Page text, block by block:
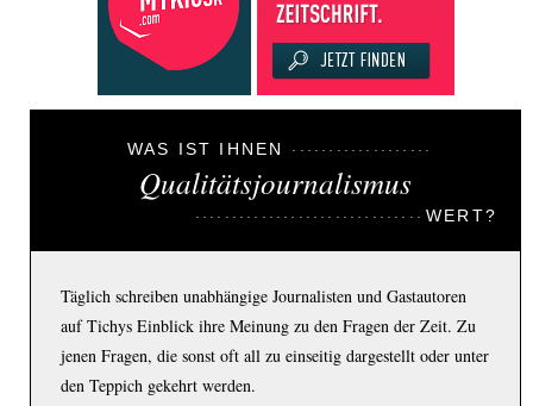
WAS IST IHNEN
Qualitätsjournalismus
WERT?
Täglich schreiben unabhängige Journalisten und Gastautoren
auf Tichys Einblick ihre Meinung zu den Fragen der Zeit. Zu
jenen Fragen, die sonst oft all zu einseitig dargestellt oder unter
den Teppich gekehrt werden.